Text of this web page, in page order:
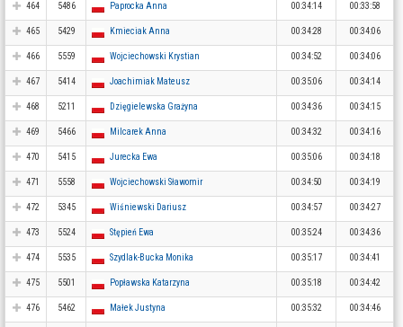
464 5486 Paprocka Anna 00:34:14 00:33:58
465 5429 Kmieciak Anna 00:34:28 00:34:06
466 5559 Wojciechowski Krystian 00:34:52 00:34:06
467 5414 Joachimiak Mateusz 00:35:06 00:34:14
468 5211 Dzięgielewska Grażyna 00:34:36 00:34:15
469 5466 Milcarek Anna 00:34:32 00:34:16
470 5415 Jurecka Ewa 00:35:06 00:34:18
471 5558 Wojciechowski Sławomir 00:34:50 00:34:19
472 5345 Wiśniewski Dariusz 00:34:57 00:34:27
473 5524 Stępień Ewa 00:35:24 00:34:36
474 5535 Szydlak-Bucka Monika 00:35:17 00:34:41
475 5501 Popławska Katarzyna 00:35:18 00:34:42
476 5462 Małek Justyna 00:35:32 00:34:46